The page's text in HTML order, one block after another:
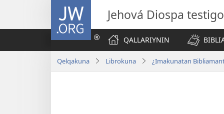
JW.ORG
Jehová Diospa
QALLARIYNIN
Qelqakuna Librokuna ¿Imakunatan